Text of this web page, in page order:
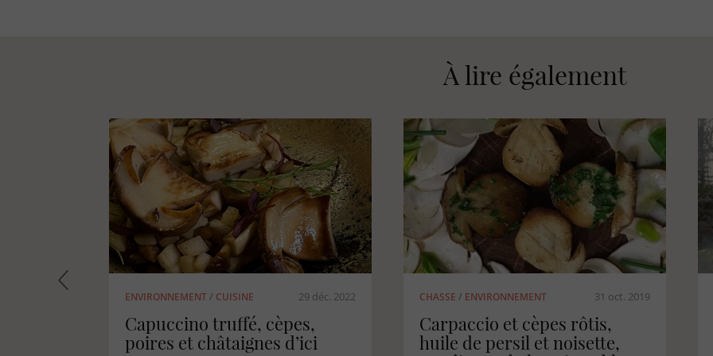
À lire également
ENVIRONNEMENT/ LUTTE INCENDIES
29 juin
La Défense de la Forêt Contre
ENVIRONNEMENT/ FEUX DE FORÊTS 29 juin 2024
DFCI Aquitaine : la Défense
des Forêts Contre les